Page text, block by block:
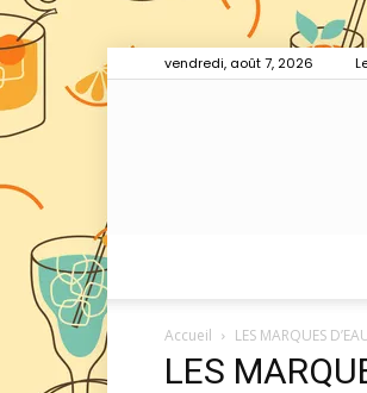
vendredi, août 7, 2026
Accueil LES MARQUES
LES